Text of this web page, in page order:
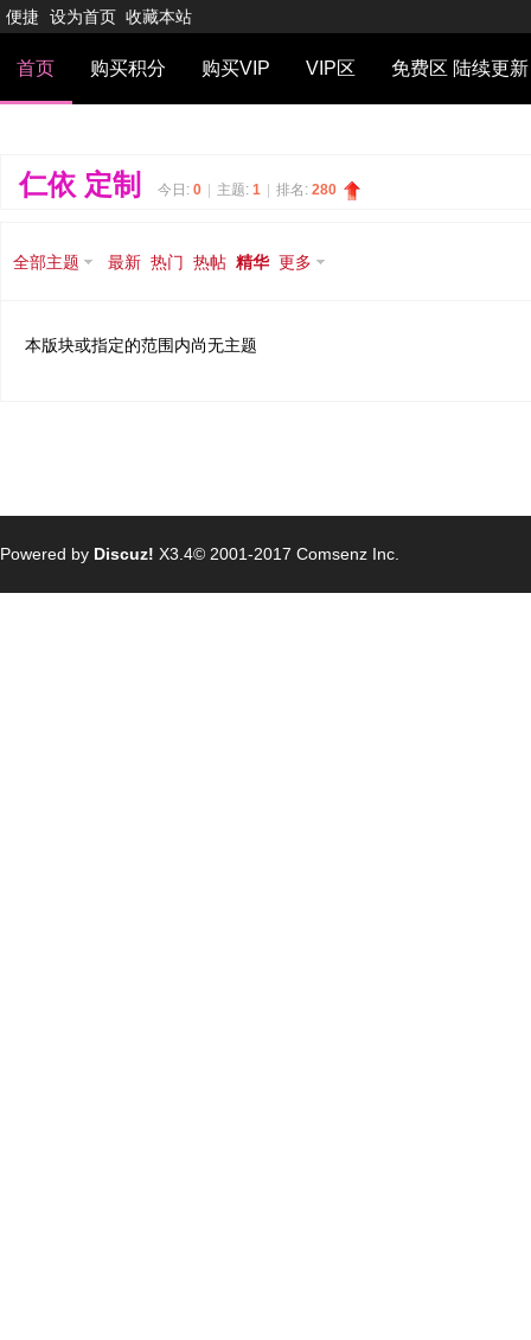
便捷 设为首页 收藏本站
首页 购买积分 购买VIP VIP区 免费区 陆续更新
仁依 定制 今日: 0 主题: 1 排名: 280
全部主题 最新 热门 热帖 精华 更多
本版块或指定的范围内尚无主题
Powered by Discuz! X3.4© 2001-2017 Comsenz Inc.